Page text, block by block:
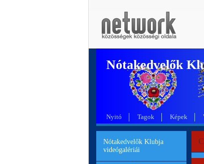
Nótakedvelők
Nyitó Tagok Képek
Nótakedvelők Klubja
videógalériái